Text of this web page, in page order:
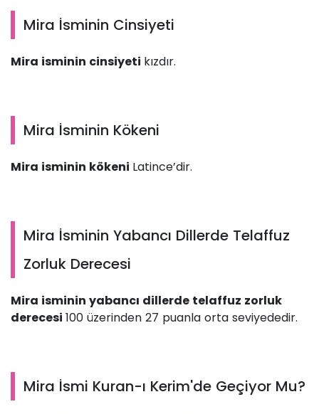
Mira İsminin Cinsiyeti
Mira isminin cinsiyeti kızdır.
Mira İsminin Kökeni
Mira isminin kökeni Latince’dir.
Mira İsminin Yabancı Dillerde Telaffuz
Zorluk Derecesi
Mira isminin yabancı dillerde telaffuz zorluk
derecesi 100 üzerinden 27 puanla orta seviyededir.
Mira İsmi Kuran-ı Kerim'de Geçiyor Mu?